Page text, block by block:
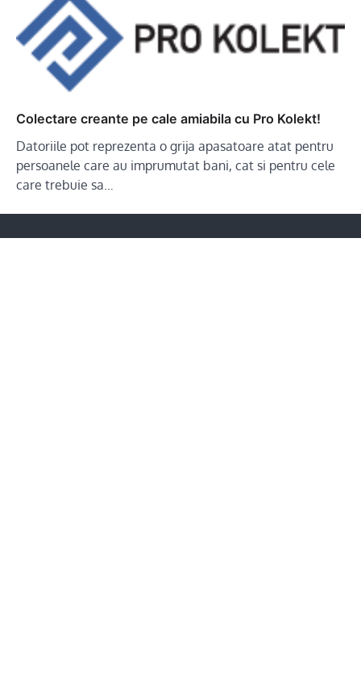
Colectare creante pe cale amiabila cu Pro Kolekt!
Datoriile pot reprezenta o grija apasatoare atat pentru
persoanele care au imprumutat bani, cat si pentru cele
care trebuie sa…